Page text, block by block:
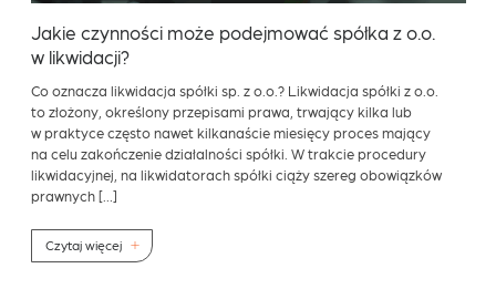
Jakie czynności może podejmować spółka z o.o.
w likwidacji?
Co oznacza likwidacja spółki sp. z o.o.? Likwidacja spółki z o.o.
to złożony, określony przepisami prawa, trwający kilka lub
w praktyce często nawet kilkanaście miesięcy proces mający
na celu zakończenie działalności spółki. W trakcie procedury
likwidacyjnej, na likwidatorach spółki ciąży szereg obowiązków
prawnych […]
Czytaj więcej